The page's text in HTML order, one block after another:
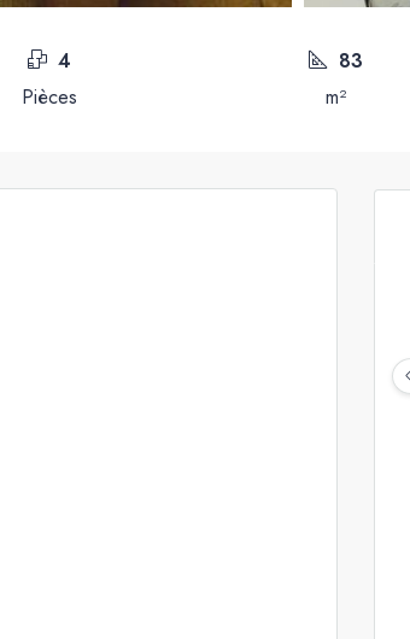
4
Pièces
83
m²